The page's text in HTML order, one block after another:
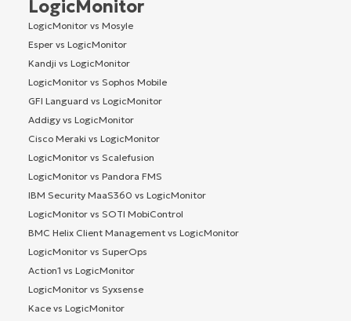
LogicMonitor
LogicMonitor vs Mosyle
Esper vs LogicMonitor
Kandji vs LogicMonitor
LogicMonitor vs Sophos Mobile
GFI Languard vs LogicMonitor
Addigy vs LogicMonitor
Cisco Meraki vs LogicMonitor
LogicMonitor vs Scalefusion
LogicMonitor vs Pandora FMS
IBM Security MaaS360 vs LogicMonitor
LogicMonitor vs SOTI MobiControl
BMC Helix Client Management vs LogicMonitor
LogicMonitor vs SuperOps
Action1 vs LogicMonitor
LogicMonitor vs Syxsense
Kace vs LogicMonitor